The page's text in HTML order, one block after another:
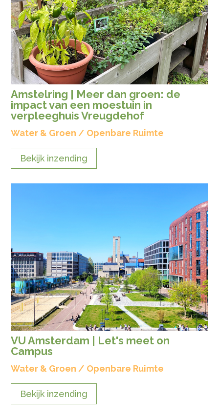
Amstelring | Meer dan groen: de
impact van een moestuin in
verpleeghuis Vreugdehof
Water & Groen / Openbare Ruimte
Bekijk inzending
VU Amsterdam | Let's meet on
Campus
Water & Groen / Openbare Ruimte
Bekijk inzending